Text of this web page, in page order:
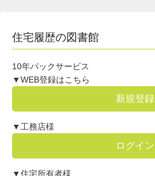
住宅履歴の図書館
10年パックサービス
▼WEB登録はこちら
新規登録
▼工務店様
ログイン
▼住宅所有者様